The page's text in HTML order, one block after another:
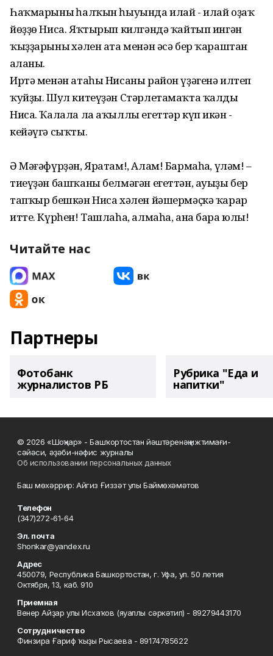
Һаҡмарының һалҡын һыуында илай - илай оҙаҡ
йөҙҙө Ниса. Яҡтырып килгәндә ҡайтып ингән
ҡыҙҙарының хәлен ата менән әсә бер ҡараштан
аңланы.
Иртә менән атаһы Нисаны район үҙәгенә илтеп
ҡуйҙы. Шул китеүҙән Стәрлетамаҡта ҡалды
Ниса. Ҡалала ла аҡыллы егеттәр күп икән -
кейәүгә сыҡты.
Ә Мәғәфүрҙән, Яратам!, Алам! Бармаһаң, үләм! –
тиеүҙән башҡаны белмәгән егеттән, ауыҙы бер
тапҡыр бешкән Ниса хәлен йәшермәҫкә ҡарар
итте. Күрһен! Ташлаһа, алмаһа, ана бара юлы!
Читайте нас
Партнеры
Фотобанк
журналистов РБ
Рубрика "Еда и
напитки"
© 2026 «Шоңҡар» - Башҡортостан йәштәренәң ижтимағи-
сәйәси, әҙәби-нәфис журналы
Об использовании персональных данных
Баш мөхәррир: Айгиз Ғиззәт улы Баймөхәмәтов
Телефон
(347)272-61-64
Эл. почта
Shonkar@yandex.ru
Адрес
450079, Республика Башкортостан, г. Уфа, ул. 50 летия
Октября, 13, каб. 910
Приемная
Венер Айҙар улы Исхаҡов (яуаплы сәркәтип) - 89279443170
Сотрудничество
Финзира Ғариф ҡыҙы Рысаева - 89174785622